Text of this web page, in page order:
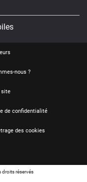
nous ?
site
de confidentialité
des cookies
droits réservés